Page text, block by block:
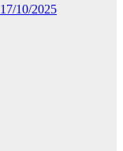
17/10/2025